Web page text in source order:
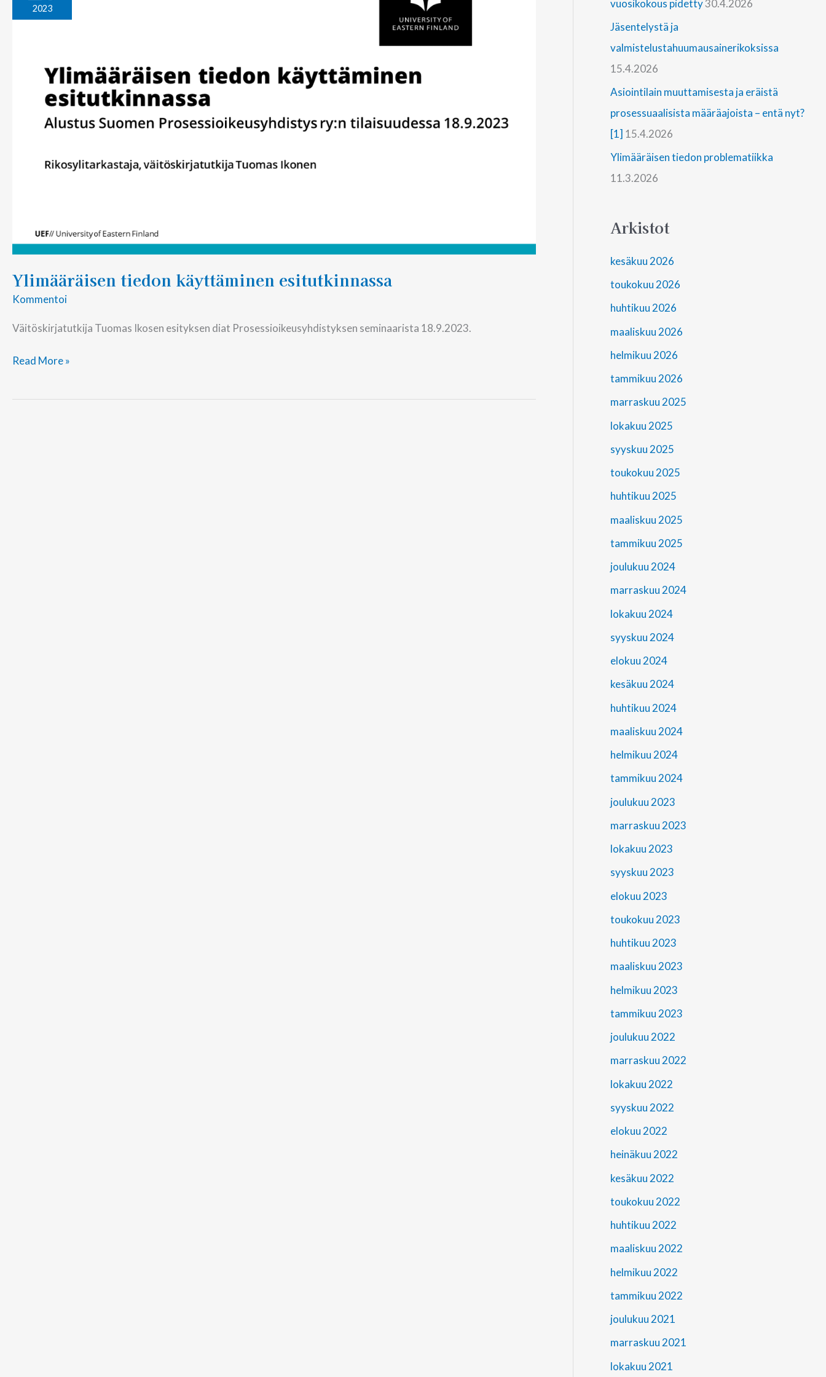
2023
Ylimääräisen tiedon käyttäminen esitutkinnassa
Kommentoi
Väitöskirjatutkija Tuomas Ikosen esityksen diat Prosessioikeusyhdistyksen seminaarista 18.9.2023.
esitutkinnassa
Read More »
vuosikokous pidetty30.4.2026
Jäsentelystä ja
valmistelustahuumausainerikoksissa
15.4.2026
Asiointilain muuttamisesta ja eräistä
prosessuaalisista määräajoista – entä nyt?
[1] 15.4.2026
Ylimääräisen tiedon problematiikka
11.3.2026
Arkistot
kesäkuu 2026
toukokuu 2026
huhtikuu 2026
maaliskuu 2026
helmikuu 2026
tammikuu 2026
marraskuu 2025
lokakuu 2025
syyskuu 2025
toukokuu 2025
huhtikuu 2025
maaliskuu 2025
tammikuu 2025
joulukuu 2024
marraskuu 2024
lokakuu 2024
syyskuu 2024
elokuu 2024
kesäkuu 2024
huhtikuu 2024
maaliskuu 2024
helmikuu 2024
tammikuu 2024
joulukuu 2023
marraskuu 2023
lokakuu 2023
syyskuu 2023
elokuu 2023
toukokuu 2023
huhtikuu 2023
maaliskuu 2023
helmikuu 2023
tammikuu 2023
joulukuu 2022
marraskuu 2022
lokakuu 2022
syyskuu 2022
elokuu 2022
heinäkuu 2022
kesäkuu 2022
toukokuu 2022
huhtikuu 2022
maaliskuu 2022
helmikuu 2022
tammikuu 2022
joulukuu 2021
marraskuu 2021
lokakuu 2021